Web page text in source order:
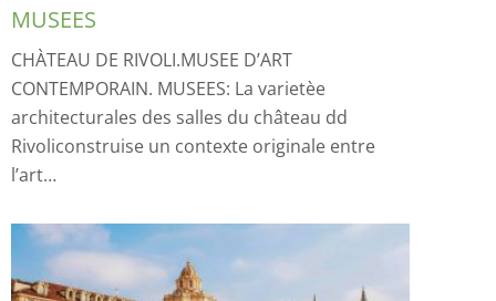
MUSEES
CHÀTEAU DE RIVOLI.MUSEE D’ART
CONTEMPORAIN. MUSEES: La varietèe
architecturales des salles du château dd
Rivoliconstruise un contexte originale entre
l’art…